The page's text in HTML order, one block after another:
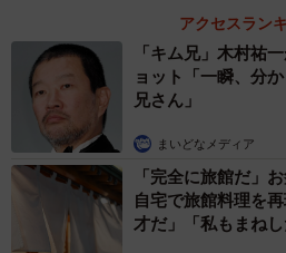
アクセスラン
「キム兄」木村祐
ョット「一瞬、分
兄さん」
まいどなメディア
「完全に旅館だ」
自宅で旅館料理を
才だ」「私もまねし